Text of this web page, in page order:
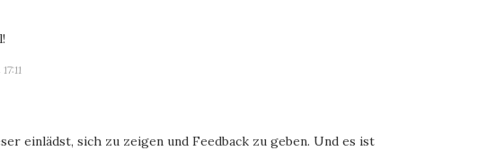
einlädst, sich zu zeigen und Feedback zu geben. Und es ist